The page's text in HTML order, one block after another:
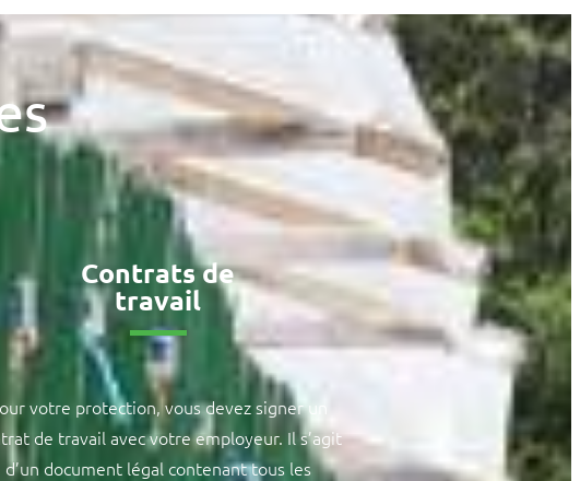
Contrats de
travail
votre protection, vous devez signer un
de travail avec votre employeur. Il s’agit
d’un document légal contenant tous les